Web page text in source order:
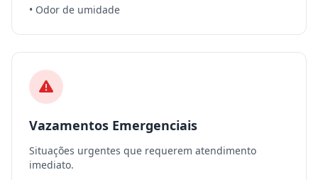
• Odor de umidade
Vazamentos Emergenciais
Situações urgentes que requerem atendimento
imediato.